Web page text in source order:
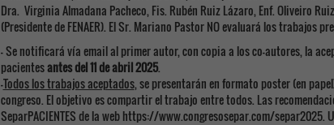
Dra. Virginia Almadana Pacheco, Fis. Rubén Ruiz Lázaro, Enf. Oliveiro
(Presidente de FENAER). El Sr. Mariano Pastor NO evaluará los trabajos
- Se notificará vía email al primer autor, con copia a los co-autores, la
pacientesantes del 11 de abril 2025.
-Todos los trabajos aceptados, se presentarán en formato poster (en
congreso. El objetivo es compartir el trabajo entre todos. Las
SeparPACIENTES de la web https://www.congresosepar.com/